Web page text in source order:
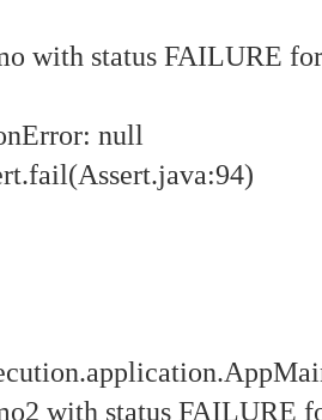
with status FAILURE
null
with status FAILURE